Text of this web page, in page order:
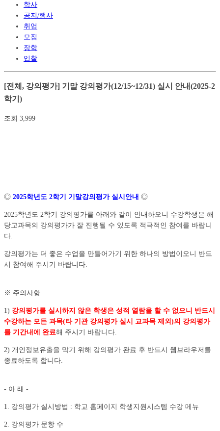
학사
공지/행사
취업
모집
장학
입찰
[전체, 강의평가] 기말 강의평가(12/15~12/31) 실시 안내(2025-2
학기)
조회 3,999
◎ 2025학년도 2학기 기말강의평가 실시안내 ◎
2025학년도 2학기 강의평가를 아래와 같이 안내하오니 수강학생은 해
당교과목의 강의평가가 잘 진행될 수 있도록 적극적인 참여를 바랍니
다.
강의평가는 더 좋은 수업을 만들어가기 위한 하나의 방법이오니 반드
시 참여해 주시기 바랍니다.
※ 주의사항
1) 강의평가를 실시하지 않은 학생은 성적 열람을 할 수 없으니 반드시
수강하는 모든 과목(타 기관 강의평가 실시 교과목 제외)의 강의평가
를 기간내에 완료해 주시기 바랍니다.
2) 개인정보유출을 막기 위해 강의평가 완료 후 반드시 웹브라우저를
종료하도록 합니다.
- 아 래 -
1. 강의평가 실시방법 : 학교 홈페이지 학생지원시스템 수강 메뉴
2. 강의평가 문항 수